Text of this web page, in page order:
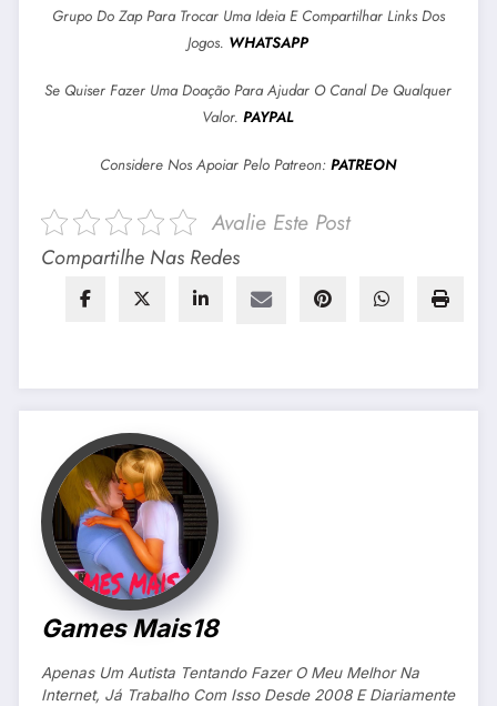
Grupo Do Zap Para Trocar Uma Ideia E Compartilhar Links Dos
Jogos. WHATSAPP
Se Quiser Fazer Uma Doação Para Ajudar O Canal De Qualquer
Valor.PAYPAL
Considere Nos Apoiar Pelo Patreon:PATREON
Avalie Este Post
Compartilhe Nas Redes
Games Mais18
Apenas Um Autista Tentando Fazer O Meu Melhor Na
Internet, Já Trabalho Com Isso Desde 2008 E Diariamente